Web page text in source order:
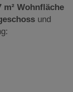
m² Wohnfläche
und